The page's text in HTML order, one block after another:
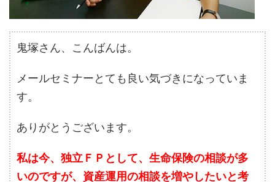
鬼塚さん、こんばんは。
メールセミナーとても良い気づきになっていま
す。
ありがとうございます。
私は今、独立ＦＰとして、生命保険の相談が多
いのですが、資産運用の相談を増やしたいと考